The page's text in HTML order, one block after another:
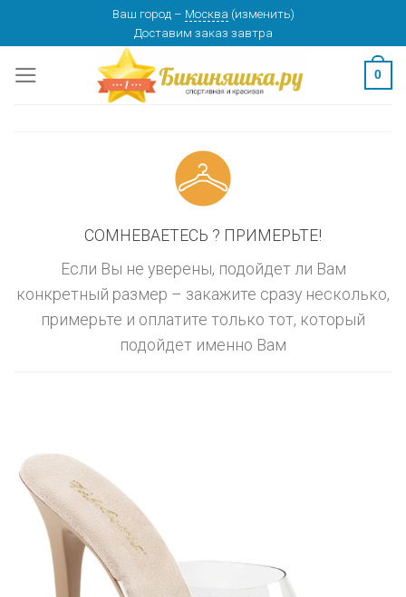
content
Ваш город – Москва (изменить)
Доставим заказ завтра
0
СОМНЕВАЕТЕСЬ ? ПРИМЕРЬТЕ!
Если Вы не уверены, подойдет ли Вам
конкретный размер – закажите сразу несколько,
примерьте и оплатите только тот, который
подойдет именно Вам
изменить